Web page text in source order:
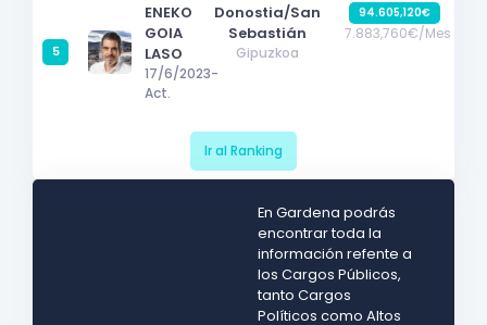
5
ENEKO
GOIA
LASO
17/6/2023-
Act.
Donostia/San
Sebastián
Gipuzkoa
94.605,120€
7.883,760€/Mes
Ir al Ranking
En Gardena podrás
encontrar toda la
información refente a
los Cargos Públicos,
tanto Cargos
Políticos como Altos